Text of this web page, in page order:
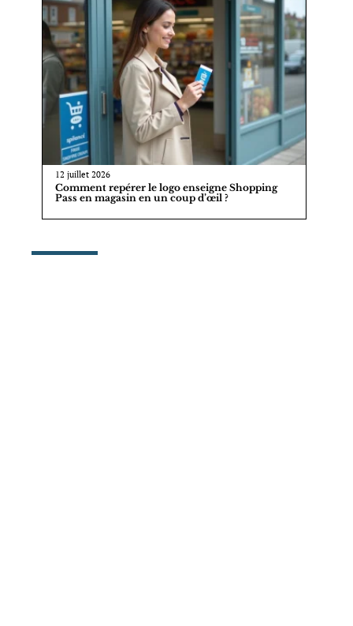
12 juillet 2026
Comment repérer le logo enseigne Shopping
Pass en magasin en un coup d’œil ?